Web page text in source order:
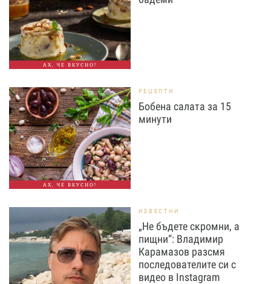
АХ, ЧЕ ВКУСНО!
АХ, ЧЕ ВКУСНО!
РЕЦЕПТИ
Бобена салата за 15
минути
ИЗВЕСТНИ
„Не бъдете скромни, а
пищни“: Владимир
Карамазов разсмя
последователите си с
видео в Instagram